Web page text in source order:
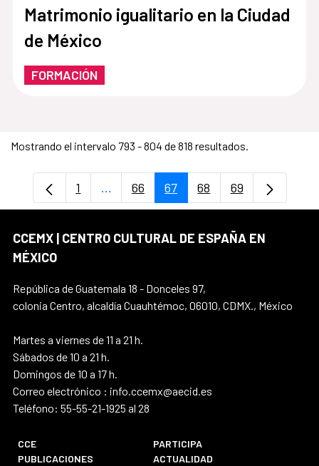
Matrimonio igualitario en la Ciudad
de México
FORMACIÓN
Mostrando el intervalo 793 - 804 de 818 resultados.
Página
1 ...Páginas intermedias Use TAB para
Página
66 Página
67 Página
68 Página
69
CCEMX | CENTRO CULTURAL DE ESPAÑA EN
MÉXICO
República de Guatemala 18 - Donceles 97,
colonia Centro, alcaldía Cuauhtémoc, 06010, CDMX., México
Martes a viernes de 11 a 21 h.
Sábados de 10 a 21 h.
Domingos de 10 a 17 h.
Correo electrónico : info.ccemx@aecid.es
Teléfono: 55-55-21-1925 al 28
CCE
PARTICIPA
PUBLICACIONES
ACTUALIDAD